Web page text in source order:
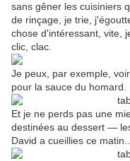
sans gêner les cuisiniers
de rinçage, je trie,
chose d'intéressant, vite,
clic, clac.
Je peux, par exemple,
pour la sauce du homard.
Et je ne perds pas une
destinées au dessert —
David a cueillies ce matin...